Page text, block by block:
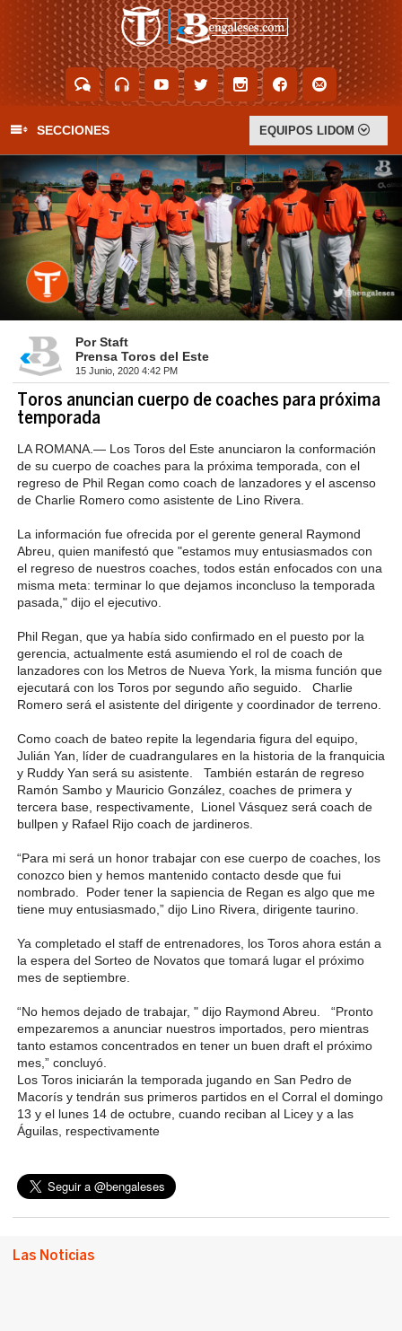
EQUIPOS LIDOM
SECCIONES
Por Staft
Prensa Toros del Este
15 Junio, 2020 4:42 PM
Toros anuncian cuerpo de coaches para próxima
temporada
LA ROMANA.— Los Toros del Este anunciaron la conformación
de su cuerpo de coaches para la próxima temporada, con el
regreso de Phil Regan como coach de lanzadores y el ascenso
de Charlie Romero como asistente de Lino Rivera.
La información fue ofrecida por el gerente general Raymond
Abreu, quien manifestó que "estamos muy entusiasmados con
el regreso de nuestros coaches, todos están enfocados con una
misma meta: terminar lo que dejamos inconcluso la temporada
pasada," dijo el ejecutivo.
Phil Regan, que ya había sido confirmado en el puesto por la
gerencia, actualmente está asumiendo el rol de coach de
lanzadores con los Metros de Nueva York, la misma función que
ejecutará con los Toros por segundo año seguido. Charlie
Romero será el asistente del dirigente y coordinador de terreno.
Como coach de bateo repite la legendaria figura del equipo,
Julián Yan, líder de cuadrangulares en la historia de la franquicia
y Ruddy Yan será su asistente. También estarán de regreso
Ramón Sambo y Mauricio González, coaches de primera y
tercera base, respectivamente, Lionel Vásquez será coach de
bullpen y Rafael Rijo coach de jardineros.
“Para mi será un honor trabajar con ese cuerpo de coaches, los
conozco bien y hemos mantenido contacto desde que fui
nombrado. Poder tener la sapiencia de Regan es algo que me
tiene muy entusiasmado,” dijo Lino Rivera, dirigente taurino.
Ya completado el staff de entrenadores, los Toros ahora están a
la espera del Sorteo de Novatos que tomará lugar el próximo
mes de septiembre.
“No hemos dejado de trabajar, " dijo Raymond Abreu. “Pronto
empezaremos a anunciar nuestros importados, pero mientras
tanto estamos concentrados en tener un buen draft el próximo
mes,” concluyó.
Los Toros iniciarán la temporada jugando en San Pedro de
Macorís y tendrán sus primeros partidos en el Corral el domingo
13 y el lunes 14 de octubre, cuando reciban al Licey y a las
Águilas, respectivamente
Las Noticias